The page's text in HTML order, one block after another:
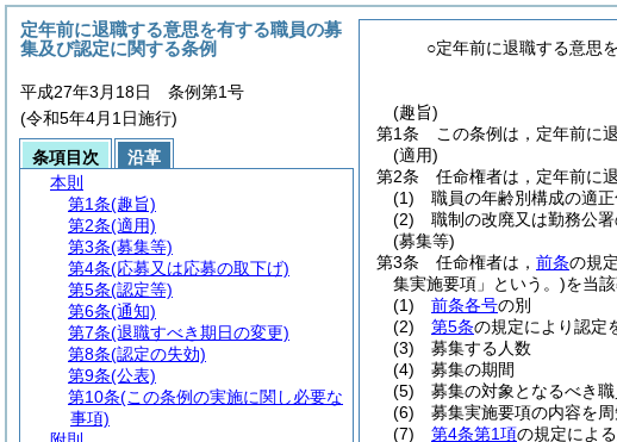
○定年前に退職する意思
(趣旨)
第1条
この条例は，定年前に
(適用)
第2条
任命権者は，定年前に
(1)
職員の年齢別構成の適
(2)
職制の改廃又は勤務公
(募集等)
第3条
任命権者は， 前条の規
集実施要項」という。)を当
(1)
前条各号の別
(2)
第5条の規定により認定
(3)
募集する人数
(4)
募集の期間
(5)
募集の対象となるべき
(6)
募集実施要項の内容を
(7)
第4条第1項の規定によ
定年前に退職する意思を有する職員の募
集及び認定に関する条例
平成27年3月18日 条例第1号
(令和5年4月1日施行)
条項目次
沿革
本則
第1条(趣旨)
第2条(適用)
第3条(募集等)
第4条(応募又は応募の取下げ)
第5条(認定等)
第6条(通知)
第7条(退職すべき期日の変更)
第8条(認定の失効)
第9条(公表)
第10条(この条例の実施に関し必要な
事項)